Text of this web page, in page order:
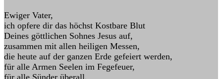
Ewiger Vater,
ich opfere dir das höchst Kostbare Blut
Deines göttlichen Sohnes Jesus auf,
zusammen mit allen heiligen Messen,
die heute auf der ganzen Erde gefeiert werden,
für alle Armen Seelen im Fegefeuer,
für alle Sünder überall,